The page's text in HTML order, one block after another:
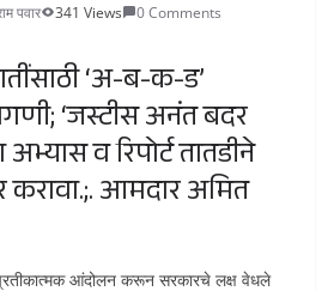
पवार 341 Views
0 Comments
‘अ-ब-क-ड’
‘जस्टीस अनंत बदर
व रिपोर्ट तातडीने
करावा.;. आमदार अमित
आंदोलन करून सरकारचे लक्ष वेधले